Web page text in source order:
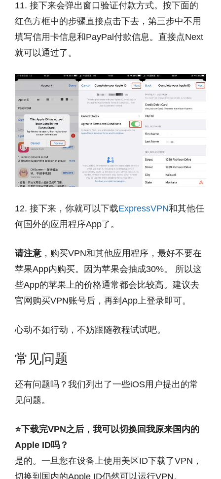
11. 接下来会弹出窗口验证付款方式。按下面的
红色方框中的步骤直接点击下去，第三步中不用
填写信用卡信息和PayPal付款信息。直接点Next
就可以通过了。
12. 接下来，你就可以下载ExpressVPN和其他任
何国外的应用程序App了。
请注意 ，购买VPN和其他应用程序，最好不要在
苹果App内购买。因为苹果会抽成30%。 所以这
些App的苹果上的价格通常都会比较高。建议去
官网购买VPN账号后，再到App上登录即可。
心动不如行动，不妨跟随教程试试吧。
常见问题
还有问题吗？我们列出了一些iOS用户提出的常
见问题。
⭐下载完VPN之后，我可以切换回我原来国内的
Apple ID吗？
是的。一旦您在设备上使用美区ID下载了VPN，
切换到国内的Apple ID仍然可以运行VPN。